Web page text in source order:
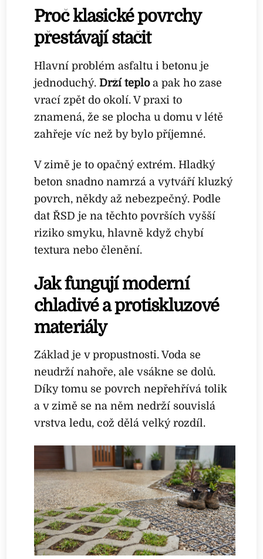
Proč klasické povrchy
přestávají stačit
Hlavní problém asfaltu i betonu je
jednoduchý.Drží teploa pak ho zase
vrací zpět do okolí. V praxi to
znamená, že se plocha u domu v létě
zahřeje víc než by bylo příjemné.
V zimě je to opačný extrém. Hladký
beton snadno namrzá a vytváří kluzký
povrch, někdy až nebezpečný. Podle
dat ŘSD je na těchto površích vyšší
riziko smyku, hlavně když chybí
textura nebo členění.
Jak fungují moderní
chladivé a protiskluzové
materiály
Základ je v propustnosti. Voda se
neudrží nahoře, ale vsákne se dolů.
Díky tomu se povrch nepřehřívá tolik
a v zimě se na něm nedrží souvislá
vrstva ledu, což dělá velký rozdíl.